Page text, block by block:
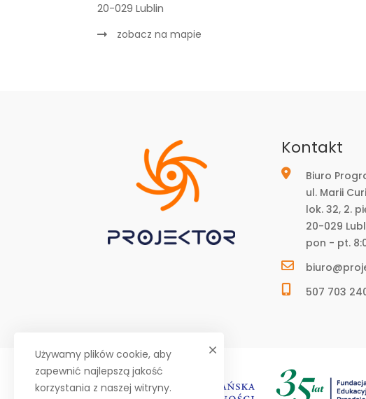
20-029 Lublin
zobacz na mapie
Kontakt
Biuro
ul. Marii
lok. 32, 2.
20-029
pon - pt.
507 703
Używamy plików cookie, aby
zapewnić najlepszą jakość
korzystania z naszej witryny.